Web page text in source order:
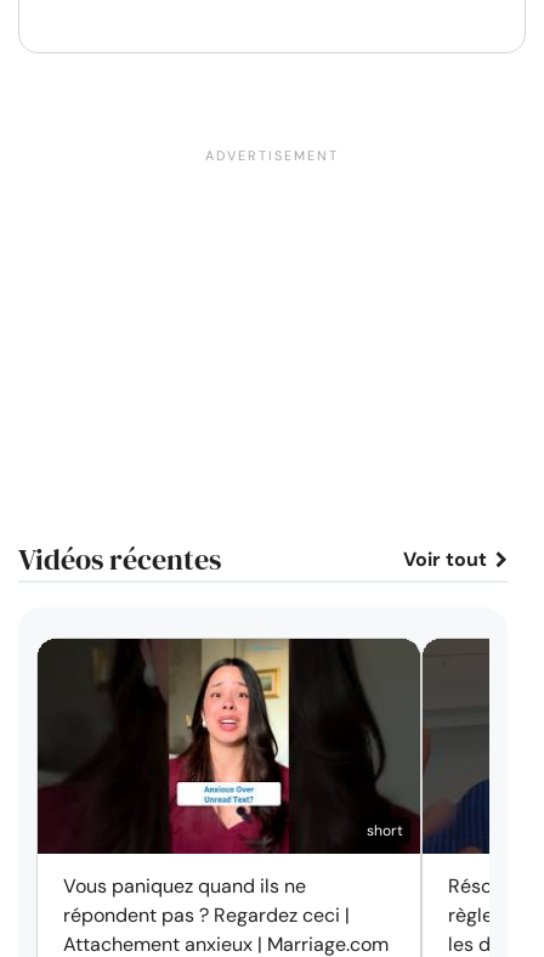
Vidéos récentes Voir tout
short
Vous paniquez quand ils ne
répondent pas ? Regardez ceci |
Attachement anxieux | Marriage.com
règle des
les